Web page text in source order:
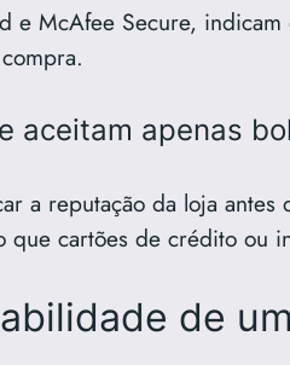
e McAfee Secure,
aceitam apenas
a reputação da loja
cartões de crédito ou
de